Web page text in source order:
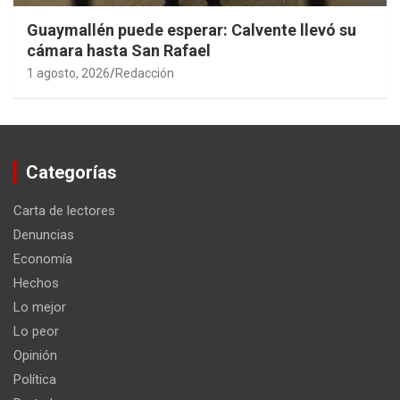
Guaymallén puede esperar: Calvente llevó su
cámara hasta San Rafael
1 agosto, 2026 Redacción
Categorías
Carta de lectores
Denuncias
Economía
Hechos
Lo mejor
Lo peor
Opinión
Política